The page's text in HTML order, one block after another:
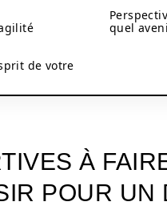
de votre
quel
À
POUR UN